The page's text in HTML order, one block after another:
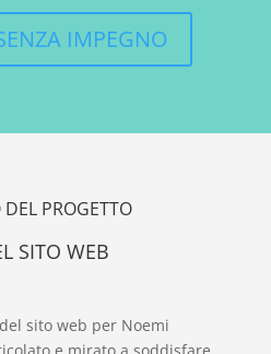
IMPEGNO
PROGETTO
SITO WEB
sito web per Noemi
e mirato a soddisfare